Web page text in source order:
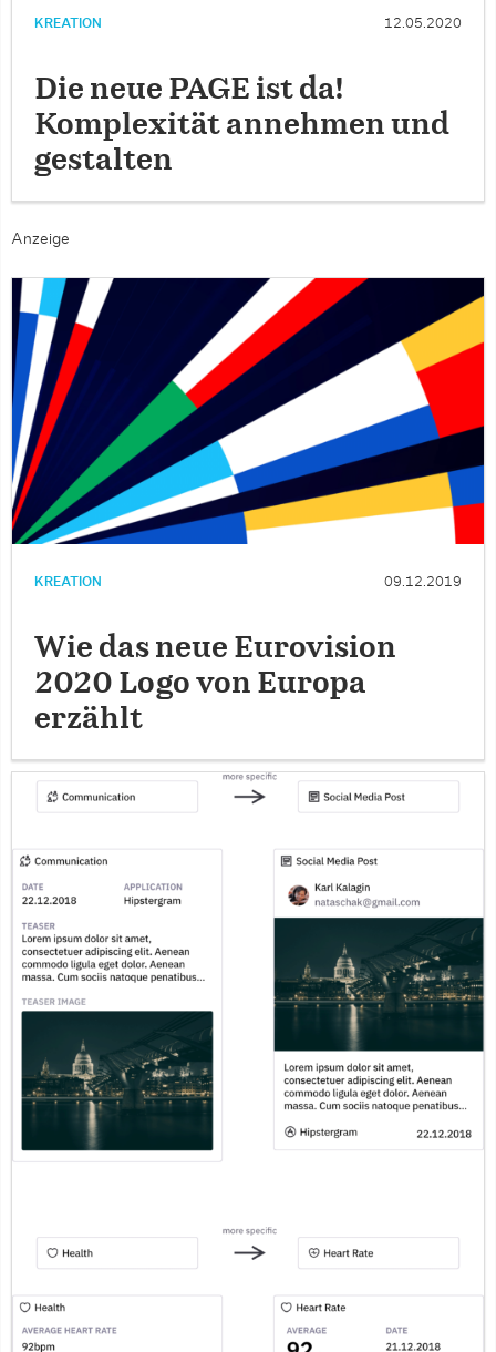
KREATION 12.05.2020
Die neue PAGE ist da!
Komplexität annehmen und
gestalten
Anzeige
KREATION 09.12.2019
Wie das neue Eurovision
2020 Logo von Europa
erzählt